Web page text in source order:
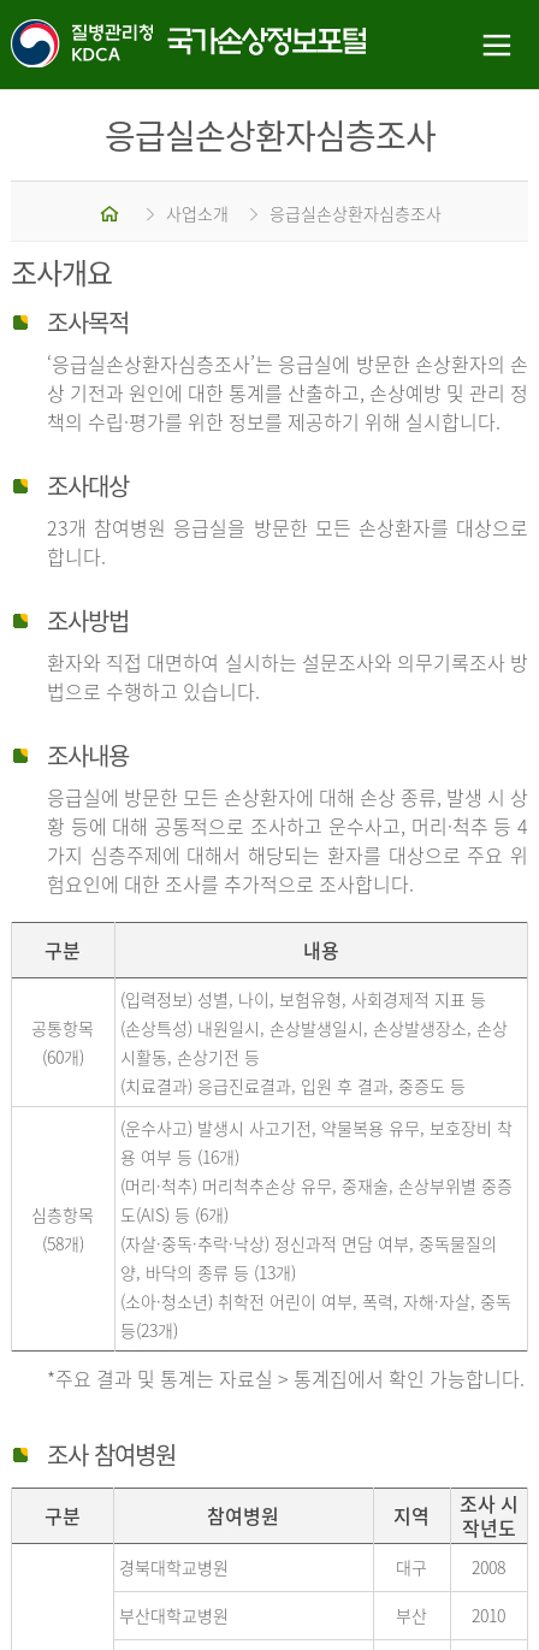
응급실손상환자심층조사
홈 사업소개 응급실손상환자심층조사
조사개요
조사목적
‘응급실손상환자심층조사’는 응급실에 방문한 손상환자의 손
상 기전과 원인에 대한 통계를 산출하고, 손상예방 및 관리 정
책의 수립·평가를 위한 정보를 제공하기 위해 실시합니다.
조사대상
23개 참여병원 응급실을 방문한 모든 손상환자를 대상으로
합니다.
조사방법
환자와 직접 대면하여 실시하는 설문조사와 의무기록조사 방
법으로 수행하고 있습니다.
조사내용
응급실에 방문한 모든 손상환자에 대해 손상 종류, 발생 시 상
황 등에 대해 공통적으로 조사하고 운수사고, 머리·척추 등 4
가지 심층주제에 대해서 해당되는 환자를 대상으로 주요 위
험요인에 대한 조사를 추가적으로 조사합니다.
구분 내용
공통항목
(60개)
(입력정보) 성별, 나이, 보험유형, 사회경제적 지표 등
(손상특성) 내원일시, 손상발생일시, 손상발생장소, 손상
시활동, 손상기전 등
(치료결과) 응급진료결과, 입원 후 결과, 중증도 등
심층항목
(58개)
(운수사고) 발생시 사고기전, 약물복용 유무, 보호장비 착
용 여부 등 (16개)
(머리·척추) 머리척추손상 유무, 중재술, 손상부위별 중증
도(AIS) 등 (6개)
(자살·중독·추락·낙상) 정신과적 면담 여부, 중독물질의
양, 바닥의 종류 등 (13개)
(소아·청소년) 취학전 어린이 여부, 폭력, 자해·자살, 중독
등(23개)
*주요 결과 및 통계는 자료실 > 통계집에서 확인 가능합니다.
조사 참여병원
구분 참여병원 지역
조사 시
작년도
경북대학교병원 대구
2008
부산대학교병원
부산
2010